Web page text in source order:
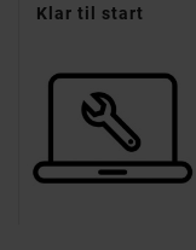
Klar til start